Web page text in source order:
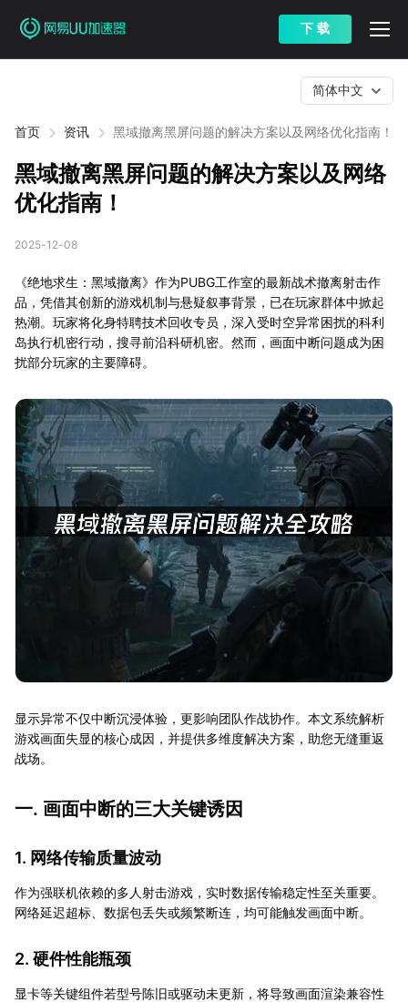
下 载
首页 资讯 黑域撤离黑屏问题的解决方案以及网络优化指南！
简体中文
黑域撤离黑屏问题的解决方案以及网络
优化指南！
2025-12-08
《绝地求生：黑域撤离》作为PUBG工作室的最新战术撤离射击作
品，凭借其创新的游戏机制与悬疑叙事背景，已在玩家群体中掀起
热潮。玩家将化身特聘技术回收专员，深入受时空异常困扰的科利
岛执行机密行动，搜寻前沿科研机密。然而，画面中断问题成为困
扰部分玩家的主要障碍。
显示异常不仅中断沉浸体验，更影响团队作战协作。本文系统解析
游戏画面失显的核心成因，并提供多维度解决方案，助您无缝重返
战场。
一. 画面中断的三大关键诱因
1. 网络传输质量波动
作为强联机依赖的多人射击游戏，实时数据传输稳定性至关重要。
网络延迟超标、数据包丢失或频繁断连，均可能触发画面中断。
2. 硬件性能瓶颈
显卡等关键组件若型号陈旧或驱动未更新，将导致画面渲染兼容性